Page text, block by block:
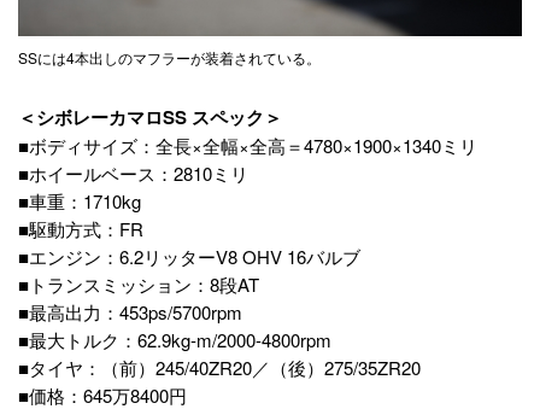
SSには4本出しのマフラーが装着されている。
＜シボレーカマロSS スペック＞
■ボディサイズ：全長×全幅×全高＝4780×1900×1340ミリ
■ホイールベース：2810ミリ
■車重：1710kg
■駆動方式：FR
■エンジン：6.2リッターV8 OHV 16バルブ
■トランスミッション：8段AT
■最高出力：453ps/5700rpm
■最大トルク：62.9kg-m/2000-4800rpm
■タイヤ：（前）245/40ZR20／（後）275/35ZR20
■価格：645万8400円